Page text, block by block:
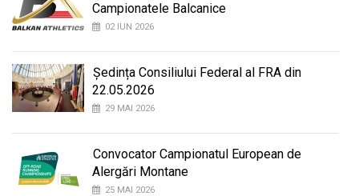
Campionatele Balcanice
02 IUN 2026
Ședința Consiliului Federal al FRA din
22.05.2026
29 MAI 2026
Convocator Campionatul European de
Alergări Montane
25 MAI 2026